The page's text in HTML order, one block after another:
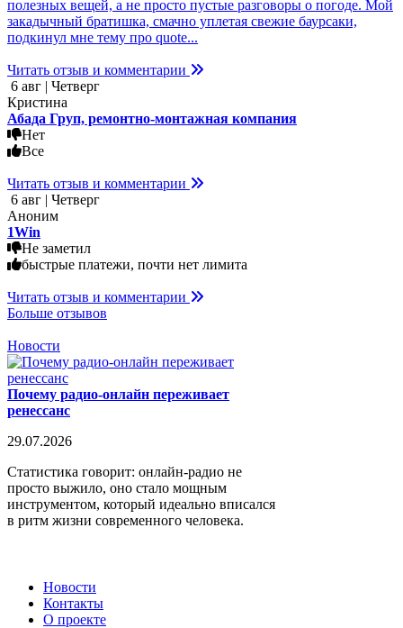
полезных вещей, а не просто пустые разговоры о погоде. Мой
закадычный братишка, смачно уплетая свежие баурсаки,
подкинул мне тему про quote...
Читать отзыв и комментарии
6 авг | Четверг
Кристина
Абада Груп, ремонтно-монтажная компания
Нет
Все
Читать отзыв и комментарии
6 авг | Четверг
Аноним
1Win
Не заметил
быстрые платежи, почти нет лимита
Читать отзыв и комментарии
Больше отзывов
Новости
Почему радио-онлайн переживает
ренессанс
29.07.2026
Статистика говорит: онлайн-радио не
просто выжило, оно стало мощным
инструментом, который идеально вписался
в ритм жизни современного человека.
Новости
Контакты
О проекте